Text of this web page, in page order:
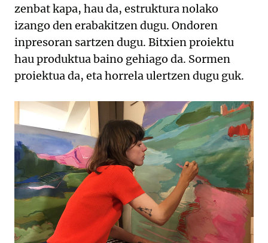
zenbat kapa, hau da, estruktura nolako
izango den erabakitzen dugu. Ondoren
inpresoran sartzen dugu. Bitxien proiektu
hau produktua baino gehiago da. Sormen
proiektua da, eta horrela ulertzen dugu guk.